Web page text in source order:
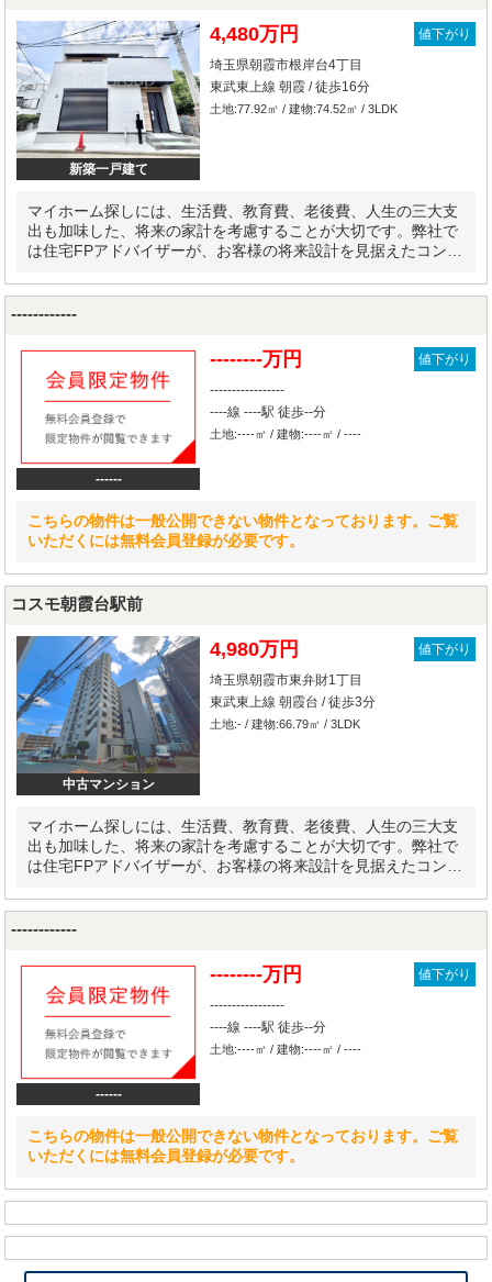
新築一戸建て
4,480万円
値下がり
埼玉県朝霞市根岸台4丁目
東武東上線 朝霞 / 徒歩16分
土地:77.92㎡ / 建物:74.52㎡ / 3LDK
マイホーム探しには、生活費、教育費、老後費、人生の三大支
出も加味した、将来の家計を考慮することが大切です。弊社で
は住宅FPアドバイザーが、お客様の将来設計を見据えたコンサ
------------
------
--------万円
値下がり
-----------------
----線 ----駅 徒歩--分
土地:----㎡ / 建物:----㎡ / ----
こちらの物件は一般公開できない物件となっております。ご覧
いただくには無料会員登録が必要です。
コスモ朝霞台駅前
中古マンション
4,980万円
値下がり
埼玉県朝霞市東弁財1丁目
東武東上線 朝霞台 / 徒歩3分
土地:- / 建物:66.79㎡ / 3LDK
マイホーム探しには、生活費、教育費、老後費、人生の三大支
出も加味した、将来の家計を考慮することが大切です。弊社で
は住宅FPアドバイザーが、お客様の将来設計を見据えたコンサ
------------
------
--------万円
値下がり
-----------------
----線 ----駅 徒歩--分
土地:----㎡ / 建物:----㎡ / ----
こちらの物件は一般公開できない物件となっております。ご覧
いただくには無料会員登録が必要です。